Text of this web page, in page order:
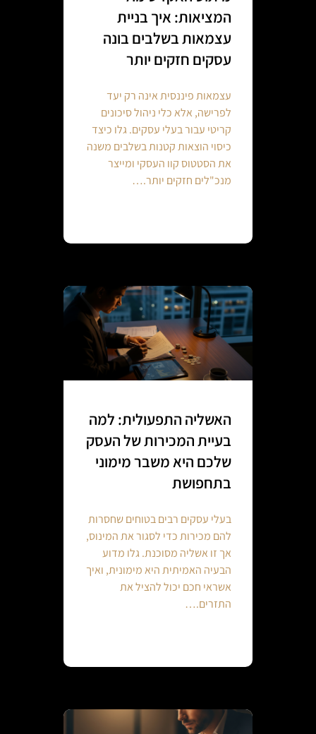
המציאות: איך בניית
עצמאות בשלבים בונה
עסקים חזקים יותר
עצמאות פיננסית אינה רק יעד
לפרישה, אלא כלי ניהול סיכונים
קריטי עבור בעלי עסקים. גלו כיצד
כיסוי הוצאות קטנות בשלבים משנה
את הסטטוס קוו העסקי ומייצר
מנכ"לים חזקים יותר.…
האשליה התפעולית: למה
בעיית המכירות של העסק
שלכם היא משבר מימוני
בתחפושת
בעלי עסקים רבים בטוחים שחסרות
להם מכירות כדי לסגור את המינוס,
אך זו אשליה מסוכנת. גלו מדוע
הבעיה האמיתית היא מימונית, ואיך
אשראי חכם יכול להציל את
התזרים.…